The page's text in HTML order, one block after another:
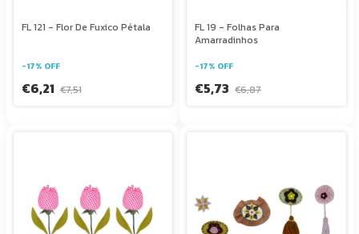
FL 121 - Flor De Fuxico Pétala
-17% OFF
€6,21 €7,51
FL 19 - Folhas Para
Amarradinhos
-17% OFF
€5,73 €6,87